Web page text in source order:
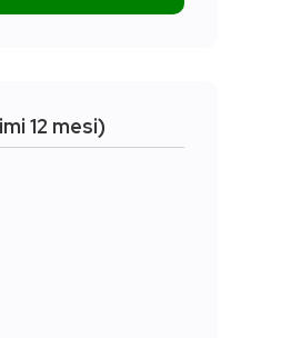
12 mesi)